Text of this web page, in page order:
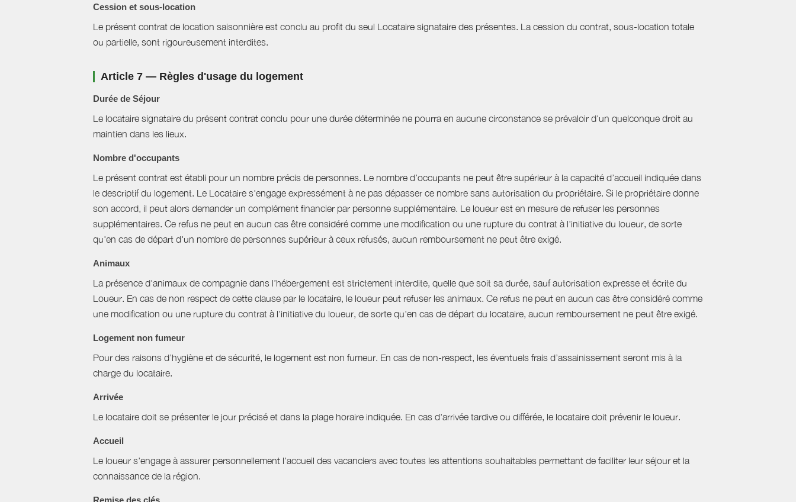
Cession et sous-location
Le présent contrat de location saisonnière est conclu au profit du seul Locataire signataire des présentes. La cession du contrat, sous-location totale
ou partielle, sont rigoureusement interdites.
Article 7 — Règles d'usage du logement
Durée de Séjour
Le locataire signataire du présent contrat conclu pour une durée déterminée ne pourra en aucune circonstance se prévaloir d'un quelconque droit au
maintien dans les lieux.
Nombre d'occupants
Le présent contrat est établi pour un nombre précis de personnes. Le nombre d’occupants ne peut être supérieur à la capacité d’accueil indiquée dans
le descriptif du logement. Le Locataire s'engage expressément à ne pas dépasser ce nombre sans autorisation du propriétaire. Si le propriétaire donne
son accord, il peut alors demander un complément financier par personne supplémentaire. Le loueur est en mesure de refuser les personnes
supplémentaires. Ce refus ne peut en aucun cas être considéré comme une modification ou une rupture du contrat à l'initiative du loueur, de sorte
qu'en cas de départ d'un nombre de personnes supérieur à ceux refusés, aucun remboursement ne peut être exigé.
Animaux
La présence d'animaux de compagnie dans l’hébergement est strictement interdite, quelle que soit sa durée, sauf autorisation expresse et écrite du
Loueur. En cas de non respect de cette clause par le locataire, le loueur peut refuser les animaux. Ce refus ne peut en aucun cas être considéré comme
une modification ou une rupture du contrat à l'initiative du loueur, de sorte qu'en cas de départ du locataire, aucun remboursement ne peut être exigé.
Logement non fumeur
Pour des raisons d’hygiène et de sécurité, le logement est non fumeur. En cas de non-respect, les éventuels frais d’assainissement seront mis à la
charge du locataire.
Arrivée
Le locataire doit se présenter le jour précisé et dans la plage horaire indiquée. En cas d'arrivée tardive ou différée, le locataire doit prévenir le loueur.
Accueil
Le loueur s'engage à assurer personnellement l'accueil des vacanciers avec toutes les attentions souhaitables permettant de faciliter leur séjour et la
connaissance de la région.
Remise des clés